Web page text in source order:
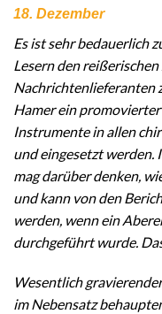
18. Dezember
Es ist sehr bedauerlich
Lesern den
Nachrichtenlieferanten
Hamer ein
Instrumente in allen
und eingesetzt werden.
mag darüber denken,
und kann von den
werden, wenn ein
durchgeführt wurde.
Wesentlich
im Nebensatz